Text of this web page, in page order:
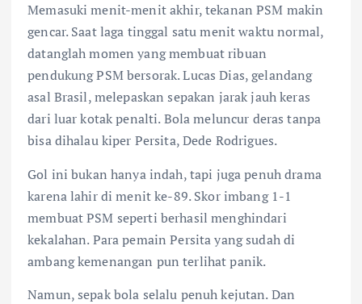
Memasuki menit-menit akhir, tekanan PSM makin
gencar. Saat laga tinggal satu menit waktu normal,
datanglah momen yang membuat ribuan
pendukung PSM bersorak. Lucas Dias, gelandang
asal Brasil, melepaskan sepakan jarak jauh keras
dari luar kotak penalti. Bola meluncur deras tanpa
bisa dihalau kiper Persita, Dede Rodrigues.
Gol ini bukan hanya indah, tapi juga penuh drama
karena lahir di menit ke-89. Skor imbang 1-1
membuat PSM seperti berhasil menghindari
kekalahan. Para pemain Persita yang sudah di
ambang kemenangan pun terlihat panik.
Namun, sepak bola selalu penuh kejutan. Dan